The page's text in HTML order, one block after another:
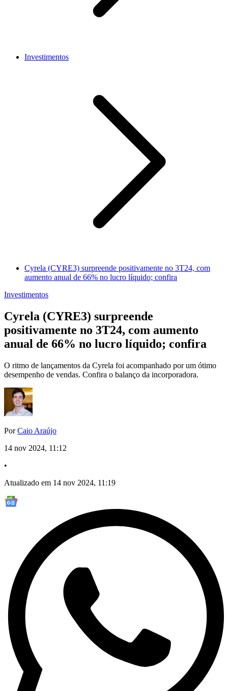
Investimentos
Cyrela (CYRE3) surpreende positivamente no 3T24, com
aumento anual de 66% no lucro líquido; confira
Investimentos
Cyrela (CYRE3) surpreende
positivamente no 3T24, com aumento
anual de 66% no lucro líquido; confira
O ritmo de lançamentos da Cyrela foi acompanhado por um ótimo
desempenho de vendas. Confira o balanço da incorporadora.
PorCaio Araújo
14 nov 2024, 11:12
•
Atualizado em 14 nov 2024, 11:19